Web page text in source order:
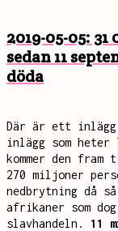
2019-05-05:
sedan 11
döda
Där är ett
inlägg som
kommer den
270 miljoner
nedbrytning då
afrikaner som
slavhandeln. 11